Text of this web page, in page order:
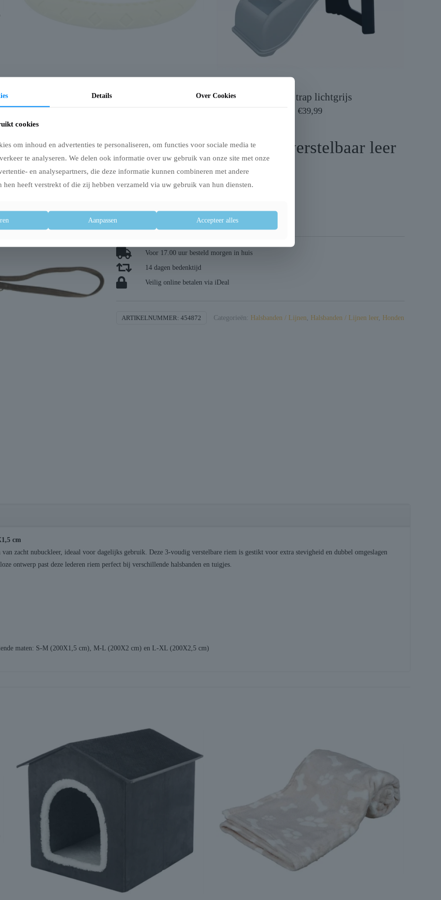
Trixie aqua toy ring tpr drijvend assorti Trixie trap lichtgrijs
€39,99
Trixie hondenriem pure verstelbaar leer
bruin
Uitverkocht
Voor 17.00 uur besteld morgen in huis
14 dagen bedenktijd
Veilig online betalen via iDeal
ARTIKELNUMMER: 454872 Categorieën: Halsbanden / Lijnen Halsbanden / Lijnen leer, Honden
cm
zacht nubuckleer, ideaal voor dagelijks gebruik. Deze 3-voudig verstelbare riem is gestikt voor extra stevigheid en dubbel omgeslagen
ontwerp past deze lederen riem perfect bij verschillende halsbanden en tuigjes.
maten: S-M (200X1,5 cm), M-L (200X2 cm) en L-XL (200X2,5 cm)
Details Over Cookies
cookies
om inhoud en advertenties te personaliseren, om functies voor sociale media te
te analyseren. We delen ook informatie over uw gebruik van onze site met onze
en analysepartners, die deze informatie kunnen combineren met andere
hen heeft verstrekt of die zij hebben verzameld via uw gebruik van hun diensten.
Aanpassen Accepteer alles